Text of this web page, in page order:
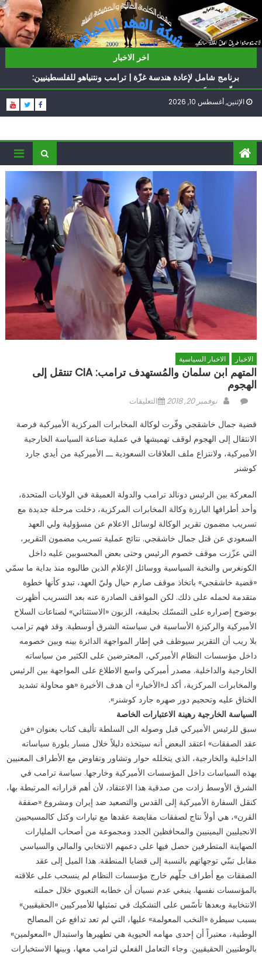
to
content
اخر الاخبار
ناشطة أمريكية يهودية تدعو الدول العربية لوقف التطبيع
أيّ تحدّيات يواجهها حزب الله؟
برنامج شامل لإعادة هندسة غزّة | ترامب ونتنياهو للفلسطينيين:
سلّموا تسلَموا
الغرب يدفن اتفاقاً وُلد ميتاً | إيران تحت العقوبات: جاهزون
ناشطة أمريكية يهودية تدعو الدول العربية لوقف التطبيع
أيّ تحدّيات يواجهها حزب الله؟
الإثنين, أغسطس 10, 2026
الاخبار الاخبار السياسية
المتهم ابن سلمان والمُستهدف ترامب: CIA تنتقل إلى
الهجوم
Posted
نوفمبر 20, 2018Author التعليقاتعلى
ابن
سلمان
والمُستهدف
تنتقل
إلى
الهجوم
مغلقة
قضية جمال خاشقجي وفّرت لوكالة المخابرات المركزية الأميركية فرصة
الانتقال إلى الهجوم لوقف تهميشها في عملية صناعة السياسة الخارجية
الأميركية، ولانتزاع ملف العلاقات السعودية ـــ الأميركية من أيدي جارد
كوشنر
المعركة بين الرئيس دونالد ترامب والدولة العميقة في الولايات المتحدة،
وأحد أطرافها البارزة وكالة المخابرات المركزية، دخلت مرحلة جديدة مع
تسريب مضمون تقرير الوكالة لوسائل الاعلام عن مسؤولية ولي العهد
السعودي عن قتل جمال خاشقجي. نتائج عملية تسريب مضمون التقرير،
التي عزّزت موقف خصوم الرئيس وحتى بعض المحسوبين عليه داخل
الكونغرس والنخبة السياسية ووسائل الإعلام الذين طالبوه منذ بداية ما سمّي
«قضية خاشقجي» باتخاذ موقف صارم حيال وليّ العهد، تبدو كأنها خطوة
متقدمة لحمله على ذلك. لكن المواقف الصادرة عنه بعد التسريب أظهرت
بوضوح إصراره على التمسّك بحليفه، الزبون «الاستثنائي» لصناعات السلاح
الأميركية والركيزة الأساسية في سياسته الشرق أوسطية. وقد فهم ترامب
بلا ريب أن التقرير سيوظف في إطار المواجهة الدائرة بينه وبين خصومه
داخل مؤسسات النظام الأميركي، المعترضين على الكثير من سياساته
الخارجية والداخلية. مصدر أميركي واسع الاطلاع على المواجهة بين الرئيس
والمخابرات المركزية، أكد لـ«الأخبار» أن هدف الأخيرة «هو محاولة تشديد
الخناق عليه وتحجيم دور صهره جارد كوشنر».
السياسة الخارجية رهينة الاعتبارات الخاصة
سبق للرئيس الأميركي قبل وصوله الى السلطة تأليف كتاب بعنوان «فن
عقد الصفقات» اعتقد البعض أنه سيتخذه دليلاً خلال مسار بلورة سياساته
الداخلية والخارجية، الذي يتخلله حوار وتشاور وتفاوض مع الأطراف المعنيين
بهذه السياسات داخل المؤسسات الأميركية وخارجها. سياسة ترامب في
الشرق الأوسط زادت من صدقية هذا الاعتقاد، لأن أهم قراراته المرتبطة بها،
كنقل السفارة الأميركية إلى القدس والتصعيد ضد إيران ومشروع «صفقة
القرن»، هي أولاً نتاج لصفقات مقايضة عقدها مع تيارات وكتل كالمسيحيين
الانجيليين اليمينيين والمحافظين الجدد ومجموعة من أصحاب المليارات
الصهاينة المتطرفين حصل فيها على دعمهم الانتخابي والمالي والسياسي
مقابل تبنّي توجهاتهم بالنسبة إلى قضايا المنطقة. هذا الميل إلى عقد
الصفقات مع أطراف جلّهم خارج مؤسسات النظام لم ينسحب على علاقته
بالمؤسسات نفسها. ينبغي عدم نسيان أن خطابه التعبوي خلال حملته
الانتخابية وبعدها تأسّس على التشكيك في تمثيلها للأميركيين «الحقيقيين»
بسبب سيطرة «النخب المعولمة» عليها، التي لم تعد تدافع عن المصالح
الوطنية، معتبراً أن إحدى مهامه الحيوية هي تطهيرها واستبدال «المعولمين»
بالوطنيين الحقيقيين. وجاء التعامل الفعلي لترامب معها، وبينها الاستخبارات